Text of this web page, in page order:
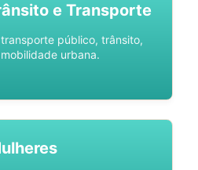
e Transporte
público, trânsito,
urbana.